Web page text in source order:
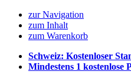
zur Navigation
zum Inhalt
zum Warenkorb
Schweiz: Kostenloser
Mindestens 1 kostenlose